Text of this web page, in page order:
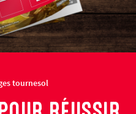
tournesol